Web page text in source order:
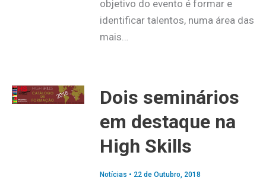
objetivo do evento é formar e
identificar talentos, numa área das
mais…
Dois seminários
em destaque na
High Skills
Notícias • 22 de Outubro, 2018